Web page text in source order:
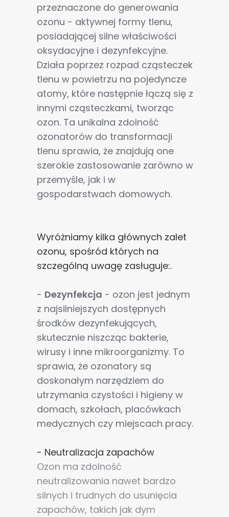
przeznaczone do generowania
ozonu - aktywnej formy tlenu,
posiadającej silne właściwości
oksydacyjne i dezynfekcyjne.
Działa poprzez rozpad cząsteczek
tlenu w powietrzu na pojedyncze
atomy, które następnie łączą się z
innymi cząsteczkami, tworząc
ozon. Ta unikalna zdolność
ozonatorów do transformacji
tlenu sprawia, że znajdują one
szerokie zastosowanie zarówno w
przemyśle, jak i w
gospodarstwach domowych.
Wyróżniamy kilka głównych zalet
ozonu, spośród których na
szczególną uwagę zasługuje:.
- Dezynfekcja - ozon jest jednym
z najsilniejszych dostępnych
środków dezynfekujących,
skutecznie niszcząc bakterie,
wirusy i inne mikroorganizmy. To
sprawia, że ozonatory są
doskonałym narzędziem do
utrzymania czystości i higieny w
domach, szkołach, placówkach
medycznych czy miejscach pracy.
- Neutralizacja zapachów
Ozon ma zdolność
neutralizowania nawet bardzo
silnych i trudnych do usunięcia
zapachów, takich jak dym